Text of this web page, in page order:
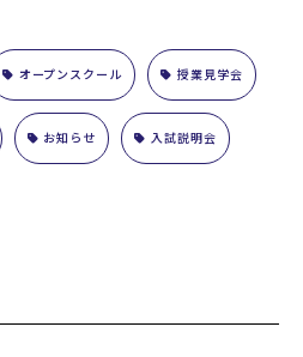
オープンスクール 授業見学会
お知らせ 入試説明会